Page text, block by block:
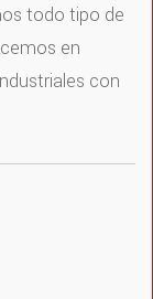
todo tipo de
en
con